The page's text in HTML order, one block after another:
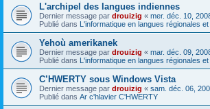
L'archipel des langues indiennes
Dernier message par drouizig « mer. déc. 10,
Publié dans L'informatique en langues régionales
Yehoù amerikanek
Dernier message par drouizig « mar. déc. 09,
Publié dans L'informatique en langues régionales
C’HWERTY sous Windows Vista
Dernier message par drouizig « sam. déc. 06,
Publié dans Ar c'hlavier C'HWERTY